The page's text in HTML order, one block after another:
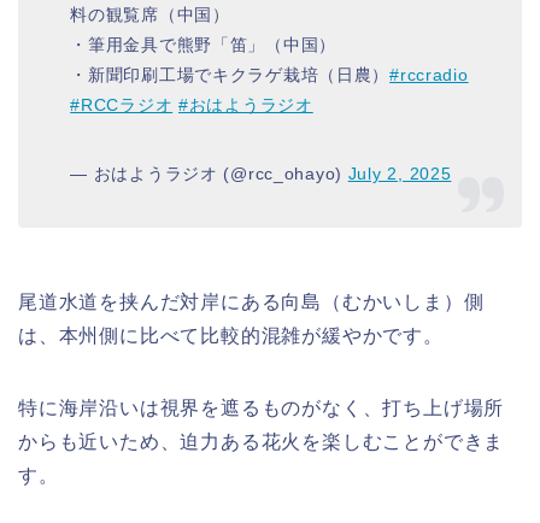
料の観覧席（中国）
・筆用金具で熊野「笛」（中国）
・新聞印刷工場でキクラゲ栽培（日農）#rccradio
#RCCラジオ #おはようラジオ
— おはようラジオ (@rcc_ohayo) July 2, 2025
尾道水道を挟んだ対岸にある向島（むかいしま）側
は、本州側に比べて比較的混雑が緩やかです。
特に海岸沿いは視界を遮るものがなく、打ち上げ場所
からも近いため、迫力ある花火を楽しむことができま
す。